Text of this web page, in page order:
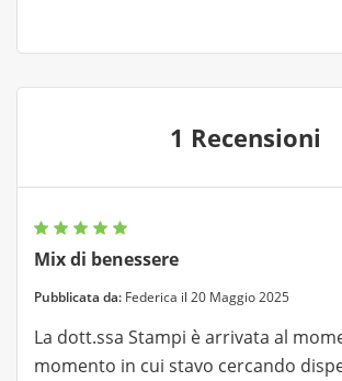
1 Recensioni
Mix di benessere
Pubblicata da: Federica il 20 Maggio 2025
La dott.ssa Stampi è arrivata al
momento in cui stavo cercando